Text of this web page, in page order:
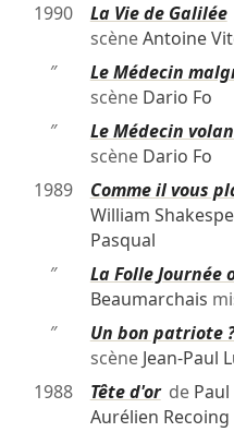
1990
La Vie de Galilée
scèneAntoine
″
Le Médecin
scène Dario Fo
″
Le Médecin
scène Dario Fo
1989
Comme il vous
William
Pasqual
″
La Folle Journée
Beaumarchais
″
Un bon patriote ?
scène Jean-Paul
1988
Tête d'orde
Aurélien Recoing